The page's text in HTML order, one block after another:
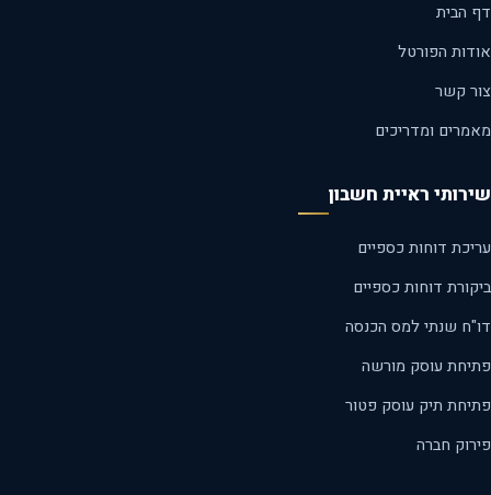
הבית
הפורטל
קשר
ומדריכים
ראיית חשבון
דוחות כספיים
דוחות כספיים
שנתי למס הכנסה
עוסק מורשה
תיק עוסק פטור
חברה